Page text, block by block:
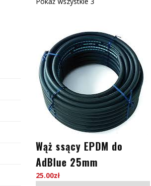
Wąż ssący EPDM do
AdBlue 25mm
25.00zł